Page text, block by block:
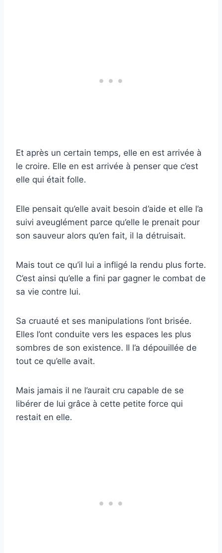
Et après un certain temps, elle en est arrivée à
le croire. Elle en est arrivée à penser que c’est
elle qui était folle.
Elle pensait qu’elle avait besoin d’aide et elle l’a
suivi aveuglément parce qu’elle le prenait pour
son sauveur alors qu’en fait, il la détruisait.
Mais tout ce qu’il lui a infligé la rendu plus forte.
C’est ainsi qu’elle a fini par gagner le combat de
sa vie contre lui.
Sa cruauté et ses manipulations l’ont brisée.
Elles l’ont conduite vers les espaces les plus
sombres de son existence. Il l’a dépouillée de
tout ce qu’elle avait.
Mais jamais il ne l’aurait cru capable de se
libérer de lui grâce à cette petite force qui
restait en elle.